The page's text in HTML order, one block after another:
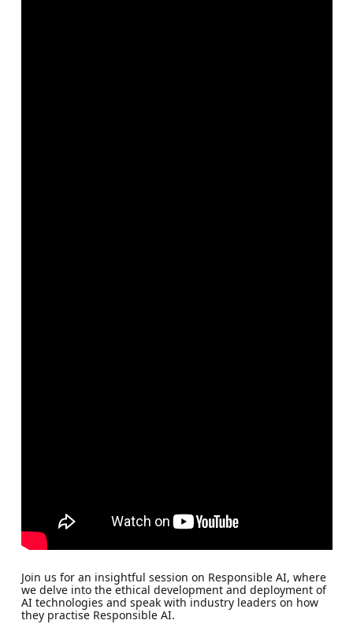
Join us for an insightful session on Responsible AI, where
we delve into the ethical development and deployment of
AI technologies and speak with industry leaders on how
they practise Responsible AI.